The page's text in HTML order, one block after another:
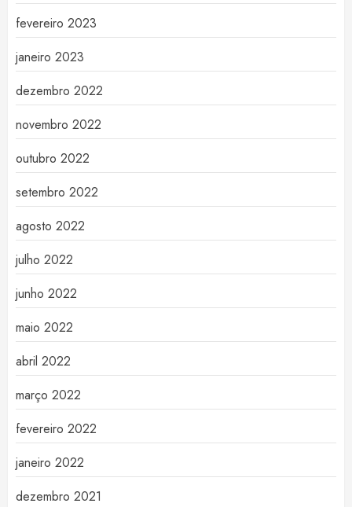
fevereiro 2023
janeiro 2023
dezembro 2022
novembro 2022
outubro 2022
setembro 2022
agosto 2022
julho 2022
junho 2022
maio 2022
abril 2022
março 2022
fevereiro 2022
janeiro 2022
dezembro 2021